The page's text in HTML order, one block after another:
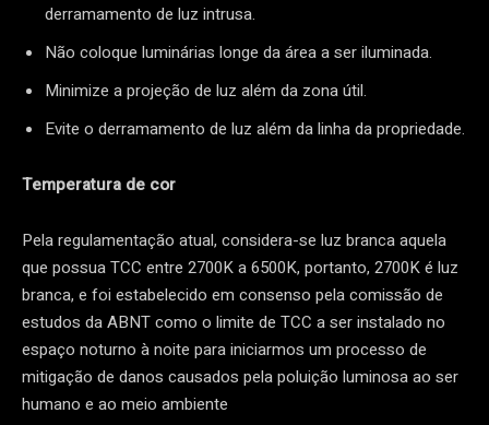
derramamento de luz intrusa.
Não coloque luminárias longe da área a ser iluminada.
Minimize a projeção de luz além da zona útil.
Evite o derramamento de luz além da linha da propriedade.
Temperatura de cor
Pela regulamentação atual, considera-se luz branca aquela
que possua TCC entre 2700K a 6500K, portanto, 2700K é luz
branca, e foi estabelecido em consenso pela comissão de
estudos da ABNT como o limite de TCC a ser instalado no
espaço noturno à noite para iniciarmos um processo de
mitigação de danos causados pela poluição luminosa ao ser
humano e ao meio ambiente